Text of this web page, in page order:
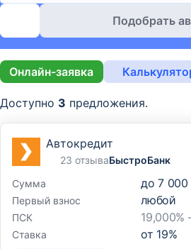
Подобрать
Онлайн-заявка
Доступно 3 предложения.
Автокредит
23 отзываБыстроБанк
Сумма
до 7
Первый взнос любой
ПСК 19,000%
Ставка от 19%